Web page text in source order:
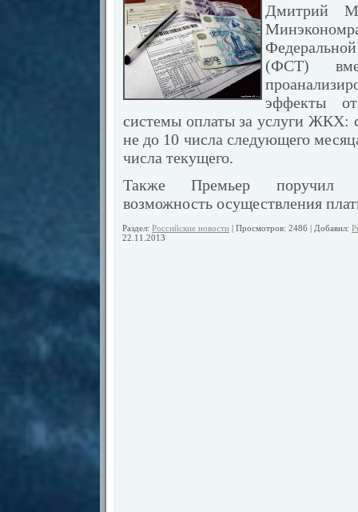
Дмитрий
(ФСТ)
эффекты
системы оплаты за услуги ЖКХ:
не до 10 числа следующего
числа текущего.
Также Премьер поручил
возможность осуществления
Раздел: Российские новости | Просмотров: 2486 | Добавил:
22.11.2013